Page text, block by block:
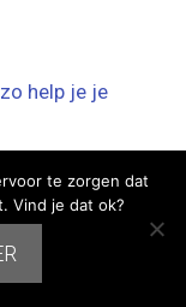
help je je
rustig en
een IQ
te zorgen dat
Vind je dat ok?